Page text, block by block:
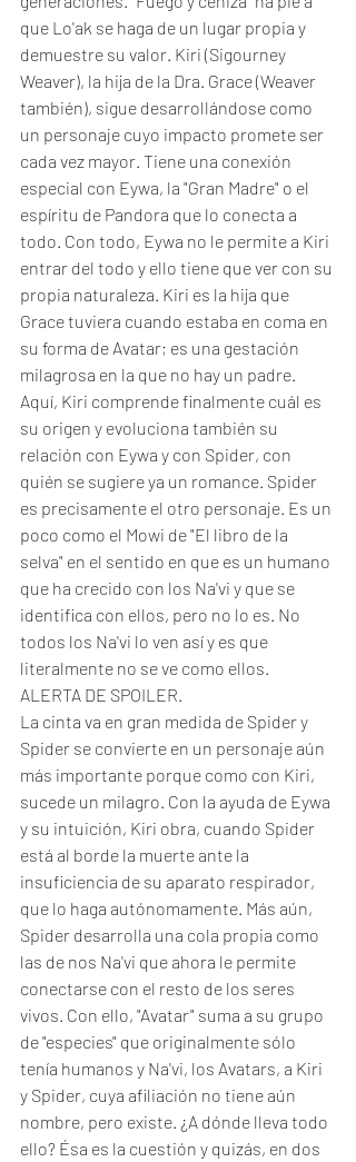
que Lo'ak se haga de un lugar propia y
demuestre su valor. Kiri (Sigourney
Weaver), la hija de la Dra. Grace (Weaver
también), sigue desarrollándose como
un personaje cuyo impacto promete ser
cada vez mayor. Tiene una conexión
especial con Eywa, la "Gran Madre" o el
espíritu de Pandora que lo conecta a
todo. Con todo, Eywa no le permite a Kiri
entrar del todo y ello tiene que ver con su
propia naturaleza. Kiri es la hija que
Grace tuviera cuando estaba en coma en
su forma de Avatar; es una gestación
milagrosa en la que no hay un padre.
Aquí, Kiri comprende finalmente cuál es
su origen y evoluciona también su
relación con Eywa y con Spider, con
quién se sugiere ya un romance. Spider
es precisamente el otro personaje. Es un
poco como el Mowi de "El libro de la
selva" en el sentido en que es un humano
que ha crecido con los Na'vi y que se
identifica con ellos, pero no lo es. No
todos los Na'vi lo ven así y es que
literalmente no se ve como ellos.
ALERTA DE SPOILER.
La cinta va en gran medida de Spider y
Spider se convierte en un personaje aún
más importante porque como con Kiri,
sucede un milagro. Con la ayuda de Eywa
y su intuición, Kiri obra, cuando Spider
está al borde la muerte ante la
insuficiencia de su aparato respirador,
que lo haga autónomamente. Más aún,
Spider desarrolla una cola propia como
las de nos Na'vi que ahora le permite
conectarse con el resto de los seres
vivos. Con ello, "Avatar" suma a su grupo
de "especies" que originalmente sólo
tenía humanos y Na'vi, los Avatars, a Kiri
y Spider, cuya afiliación no tiene aún
nombre, pero existe. ¿A dónde lleva todo
ello? Ésa es la cuestión y quizás, en dos